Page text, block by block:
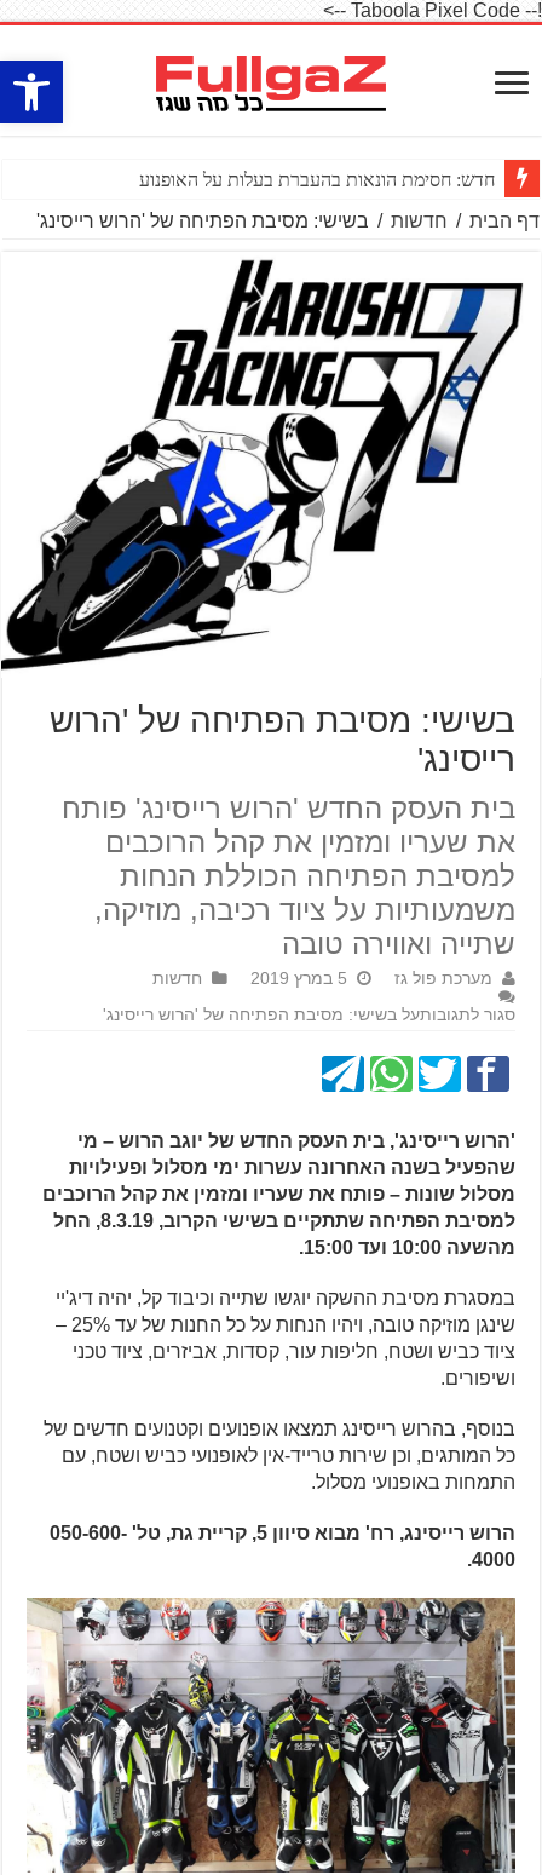
פתח
!-- Taboola Pixel Code -->
חדש: חסימת הונאות בהעברת בעלות על האופנוע
דף הבית / חדשות / בשישי: מסיבת הפתיחה של 'הרוש רייסינג'
בשישי: מסיבת הפתיחה של 'הרוש
רייסינג'
בית העסק החדש 'הרוש רייסינג' פותח
את שעריו ומזמין את קהל הרוכבים
למסיבת הפתיחה הכוללת הנחות
משמעותיות על ציוד רכיבה, מוזיקה,
שתייה ואווירה טובה
מערכת פול גז 5 במרץ 2019
חדשות
סגור לתגובותעל בשישי: מסיבת הפתיחה של 'הרוש רייסינג'
'הרוש רייסינג', בית העסק החדש של יוגב הרוש – מי
שהפעיל בשנה האחרונה עשרות ימי מסלול ופעילויות
מסלול שונות – פותח את שעריו ומזמין את קהל הרוכבים
למסיבת הפתיחה שתתקיים בשישי הקרוב, 8.3.19, החל
מהשעה 10:00 ועד 15:00.
במסגרת מסיבת ההשקה יוגשו שתייה וכיבוד קל, יהיה דיג'יי
שינגן מוזיקה טובה, ויהיו הנחות על כל החנות של עד 25% –
ציוד כביש ושטח, חליפות עור, קסדות, אביזרים, ציוד טכני
ושיפורים.
בנוסף, בהרוש רייסינג תמצאו אופנועים וקטנועים חדשים של
כל המותגים, וכן שירות טרייד-אין לאופנועי כביש ושטח, עם
התמחות באופנועי מסלול.
הרוש רייסינג, רח' מבוא סיוון 5, קריית גת, טל' 050-600-
4000.